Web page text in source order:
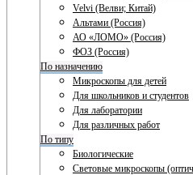
Velvi (Велви; Китай)
Альтами (Россия)
АО «ЛОМО» (Россия)
ФОЗ (Россия)
По назначению
Микроскопы для детей
Для школьников и студентов
Для лаборатории
Для различных работ
По типу
Биологические
Световые микроскопы